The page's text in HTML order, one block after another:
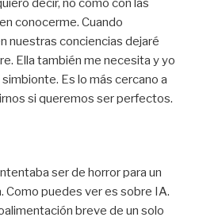
decir, no como con las
conocerme. Cuando
nuestras conciencias dejaré
Ella también me necesita y yo
Es lo más cercano a
si queremos ser perfectos.
ser de horror para un
Como puedes ver es sobre IA.
breve de un solo